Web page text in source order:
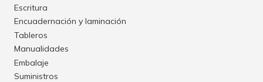
Escritura
Encuadernación y laminación
Tableros
Manualidades
Embalaje
Suministros